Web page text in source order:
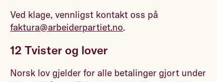
Ved klage, vennligst kontakt oss på
faktura@arbeiderpartiet.no.
12 Tvister og lover
Norsk lov gjelder for alle betalinger gjort under